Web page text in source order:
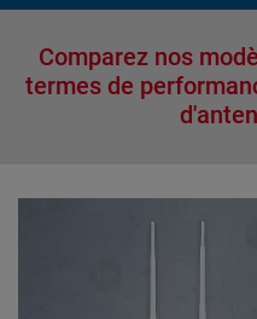
Comparez nos
termes de